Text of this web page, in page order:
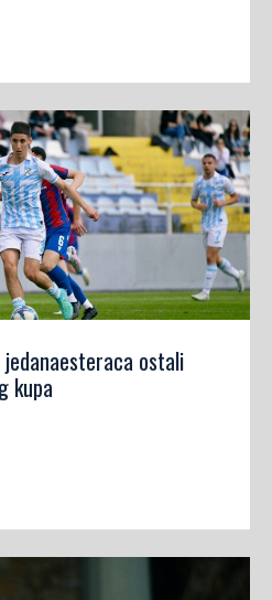
ostali
kupa